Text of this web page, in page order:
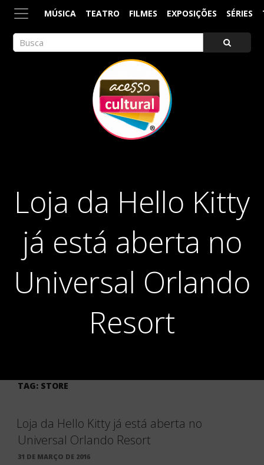
MÚSICA TEATRO FILMES EXPOSIÇÕES SÉRIES
Loja da Hello Kitty
já está aberta no
Universal Orlando
Resort
TAG: STORE
Loja da Hello Kitty já está aberta no
Universal Orlando Resort
PUBLICADO
31 DE MARÇO DE 2016